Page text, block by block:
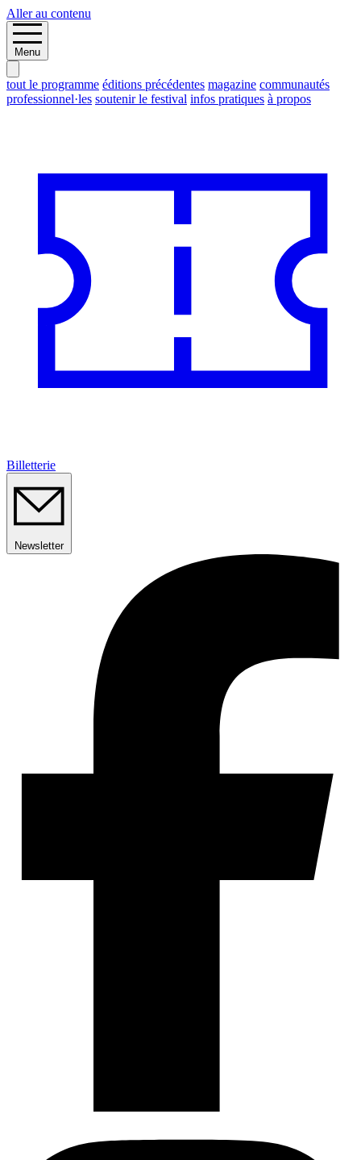
Aller au contenu
Menu
tout le programme éditions précédentes magazine communautés
professionnel·les soutenir le festival infos pratiques à propos
Billetterie
Newsletter